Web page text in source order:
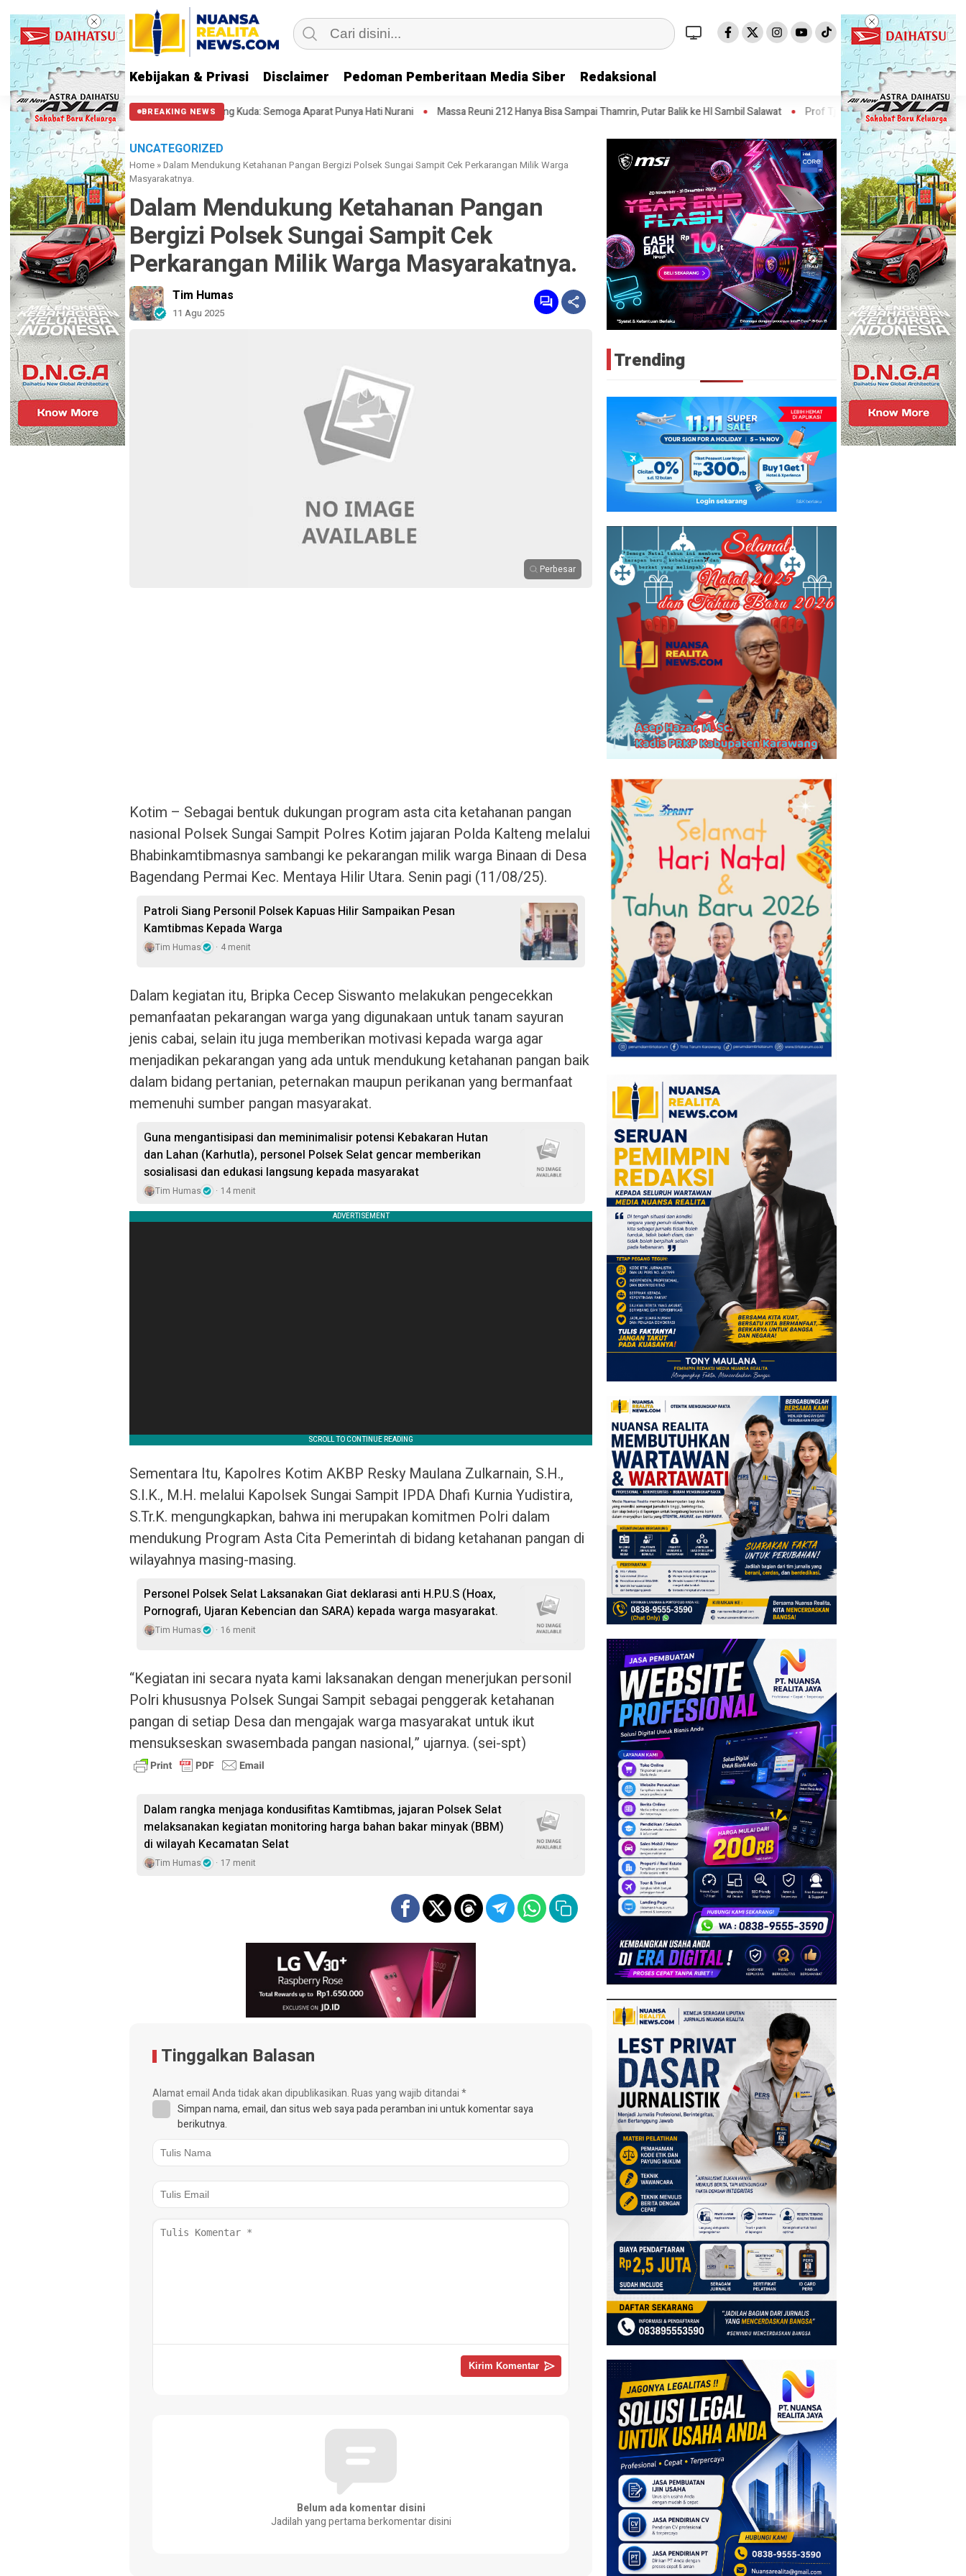
Kebijakan & Privasi Disclaimer Pedoman Pemberitaan Media Siber Redaksional
BREAKING NEWS
Polisi Halangi Massa di Patung Kuda: Semoga Aparat Punya Hati Nurani Massa Reuni 212 Hanya Bisa Sampai Thamrin, Putar Balik ke HI Sambil Salawat Prof Tjandra: Varian Omicron Mungkin Berdampak
UNCATEGORIZED
Home »Dalam Mendukung Ketahanan Pangan Bergizi Polsek Sungai Sampit Cek Perkarangan Milik Warga
Masyarakatnya.
Dalam Mendukung Ketahanan Pangan
Bergizi Polsek Sungai Sampit Cek
Perkarangan Milik Warga Masyarakatnya.
Tim Humas
11 Agu 2025
Perbesar
Kotim – Sebagai bentuk dukungan program asta cita ketahanan pangan
nasional Polsek Sungai Sampit Polres Kotim jajaran Polda Kalteng melalui
Bhabinkamtibmasnya sambangi ke pekarangan milik warga Binaan di Desa
Bagendang Permai Kec. Mentaya Hilir Utara. Senin pagi (11/08/25).
Patroli Siang Personil Polsek Kapuas Hilir Sampaikan Pesan
Kamtibmas Kepada Warga
Tim Humas 4 menit
Dalam kegiatan itu, Bripka Cecep Siswanto melakukan pengecekkan
pemanfaatan pekarangan warga yang digunakaan untuk tanam sayuran
jenis cabai, selain itu juga memberikan motivasi kepada warga agar
menjadikan pekarangan yang ada untuk mendukung ketahanan pangan baik
dalam bidang pertanian, peternakan maupun perikanan yang bermanfaat
memenuhi sumber pangan masyarakat.
Guna mengantisipasi dan meminimalisir potensi Kebakaran Hutan
dan Lahan (Karhutla), personel Polsek Selat gencar memberikan
sosialisasi dan edukasi langsung kepada masyarakat
Tim Humas 14 menit
Sementara Itu, Kapolres Kotim AKBP Resky Maulana Zulkarnain, S.H.,
S.I.K., M.H. melalui Kapolsek Sungai Sampit IPDA Dhafi Kurnia Yudistira,
S.Tr.K. mengungkapkan, bahwa ini merupakan komitmen Polri dalam
mendukung Program Asta Cita Pemerintah di bidang ketahanan pangan di
wilayahnya masing-masing.
Personel Polsek Selat Laksanakan Giat deklarasi anti H.P.U.S (Hoax,
Pornografi, Ujaran Kebencian dan SARA) kepada warga masyarakat.
Tim Humas 16 menit
“Kegiatan ini secara nyata kami laksanakan dengan menerjukan personil
Polri khususnya Polsek Sungai Sampit sebagai penggerak ketahanan
pangan di setiap Desa dan mengajak warga masyarakat untuk ikut
mensukseskan swasembada pangan nasional,” ujarnya. (sei-spt)
Dalam rangka menjaga kondusifitas Kamtibmas, jajaran Polsek Selat
melaksanakan kegiatan monitoring harga bahan bakar minyak (BBM)
di wilayah Kecamatan Selat
Tim Humas 17 menit
Tinggalkan Balasan
Alamat email Anda tidak akan dipublikasikan.Ruas yang wajib ditandai*
Simpan nama, email, dan situs web saya pada peramban ini untuk komentar saya
berikutnya.
Belum ada komentar disini
Jadilah yang pertama berkomentar disini
Trending